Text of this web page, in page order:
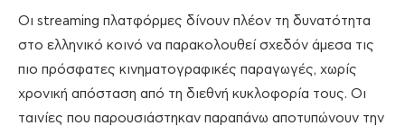
Οι streaming πλατφόρμες δίνουν πλέον τη δυνατότητα
στο ελληνικό κοινό να παρακολουθεί σχεδόν άμεσα τις
πιο πρόσφατες κινηματογραφικές παραγωγές, χωρίς
χρονική απόσταση από τη διεθνή κυκλοφορία τους. Οι
ταινίες που παρουσιάστηκαν παραπάνω αποτυπώνουν την